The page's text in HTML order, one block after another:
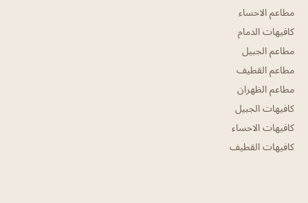
مطاعم الاحساء
كافيهات الدمام
مطاعم الجبيل
مطاعم القطيف
مطاعم الظهران
كافيهات الجبيل
كافيهات الاحساء
كافيهات القطيف